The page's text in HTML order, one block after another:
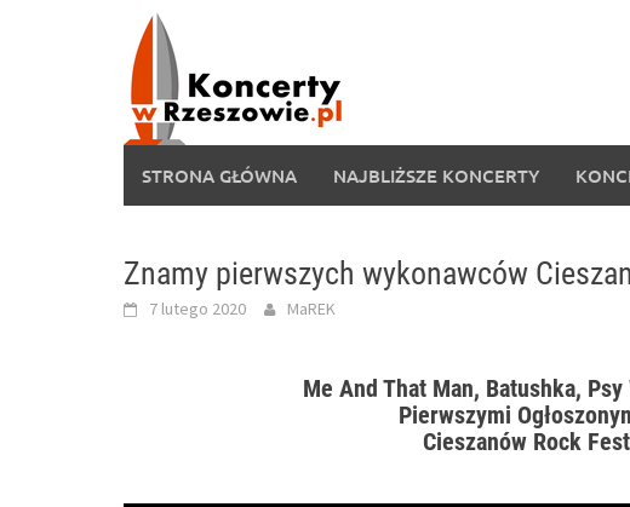
STRONA GŁÓWNA NAJBLIŻSZE KONCERTY
Znamy pierwszych wykonawców
7 lutego 2020 MaREK
Me And That Man, Batushka,
Pierwszymi
Cieszanów Rock